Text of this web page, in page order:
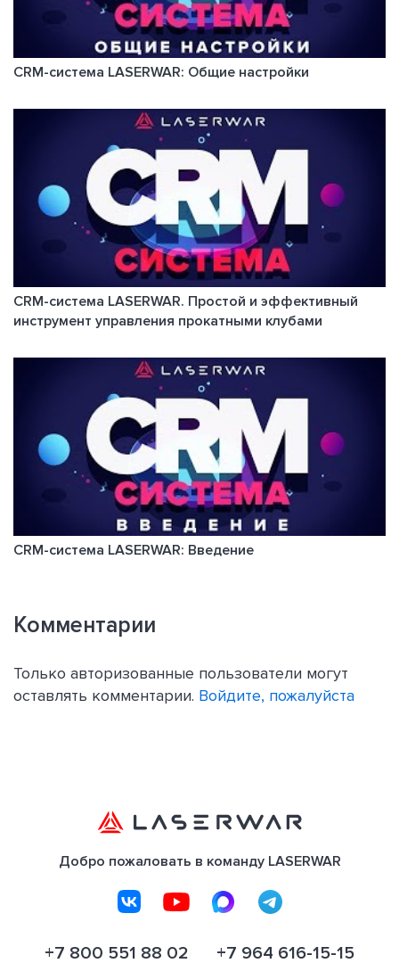
CRM-система LASERWAR: Общие настройки
CRM-система LASERWAR. Простой и эффективный
инструмент управления прокатными клубами
CRM-система LASERWAR: Введение
Комментарии
Только авторизованные пользователи могут
оставлять комментарии. Войдите, пожалуйста
Добро пожаловать в команду LASERWAR
+7 800 551 88 02 +7 964 616-15-15